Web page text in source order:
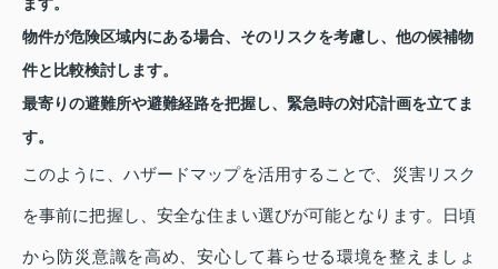
物件が危険区域内にある場合、そのリスクを考慮し、他の候補物
件と比較検討します。
最寄りの避難所や避難経路を把握し、緊急時の対応計画を立てま
す。
このように、ハザードマップを活用することで、災害リスク
を事前に把握し、安全な住まい選びが可能となります。日頃
から防災意識を高め、安心して暮らせる環境を整えましょ